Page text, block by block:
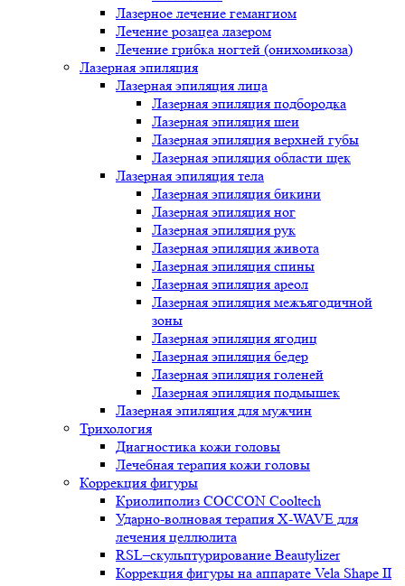
Лазерное лечение гемангиом
Лечение розацеа лазером
Лечение грибка ногтей (онихомикоза)
Лазерная эпиляция
Лазерная эпиляция лица
Лазерная эпиляция подбородка
Лазерная эпиляция шеи
Лазерная эпиляция верхней губы
Лазерная эпиляция области щек
Лазерная эпиляция тела
Лазерная эпиляция бикини
Лазерная эпиляция ног
Лазерная эпиляция рук
Лазерная эпиляция живота
Лазерная эпиляция спины
Лазерная эпиляция ареол
Лазерная эпиляция межъягодичной
зоны
Лазерная эпиляция ягодиц
Лазерная эпиляция бедер
Лазерная эпиляция голеней
Лазерная эпиляция подмышек
Лазерная эпиляция для мужчин
Трихология
Диагностика кожи головы
Лечебная терапия кожи головы
Коррекция фигуры
Криолиполиз COCCON Cooltech
Ударно-волновая терапия X-WAVE для
лечения целлюлита
RSL–скульптурирование Beautylizer
Коррекция фигуры на аппарате Vela Shape II